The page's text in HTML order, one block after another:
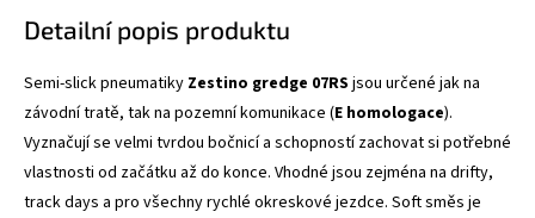
Detailní popis produktu
Semi-slick pneumatiky Zestino gredge 07RS jsou určené jak na
závodní tratě, tak na pozemní komunikace (E homologace).
Vyznačují se velmi tvrdou bočnicí a schopností zachovat si potřebné
vlastnosti od začátku až do konce. Vhodné jsou zejména na drifty,
track days a pro všechny rychlé okreskové jezdce. Soft směs je